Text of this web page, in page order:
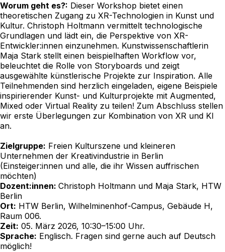
Worum geht es?: Dieser Workshop bietet einen
theoretischen Zugang zu XR-Technologien in Kunst und
Kultur. Christoph Holtmann vermittelt technologische
Grundlagen und lädt ein, die Perspektive von XR-
Entwickler:innen einzunehmen. Kunstwissenschaftlerin
Maja Stark stellt einen beispielhaften Workflow vor,
beleuchtet die Rolle von Storyboards und zeigt
ausgewählte künstlerische Projekte zur Inspiration. Alle
Teilnehmenden sind herzlich eingeladen, eigene Beispiele
inspirierender Kunst- und Kulturprojekte mit Augmented,
Mixed oder Virtual Reality zu teilen! Zum Abschluss stellen
wir erste Überlegungen zur Kombination von XR und KI
an.
Zielgruppe: Freien Kulturszene und kleineren
Unternehmen der Kreativindustrie in Berlin
(Einsteiger:innen und alle, die ihr Wissen auffrischen
möchten)
Dozent:innen: Christoph Holtmann und Maja Stark, HTW
Berlin
Ort: HTW Berlin, Wilhelminenhof-Campus, Gebäude H,
Raum 006.
Zeit: 05. März 2026, 10:30–15:00 Uhr.
Sprache: Englisch. Fragen sind gerne auch auf Deutsch
möglich!